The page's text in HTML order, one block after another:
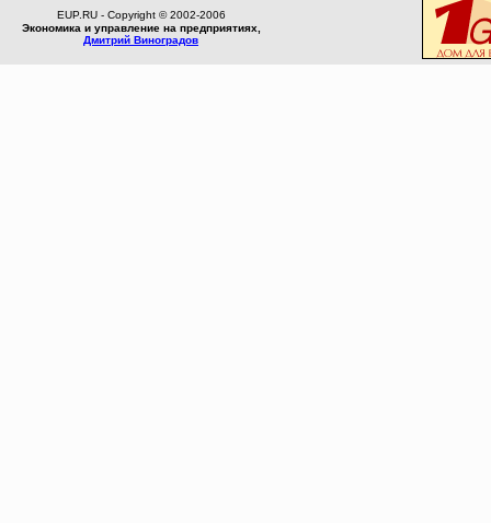
EUP.RU - Copyright © 2002-2006
Экономика и управление на предприятиях,
Дмитрий Виноградов